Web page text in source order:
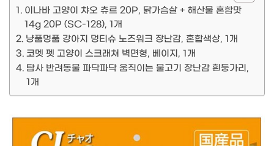
이나바 고양이 챠오 츄르 20P, 닭가슴살 + 해산물 혼합맛
14g 20P (SC-128), 1개
냥품멍품 강아지 멍티슈 노즈워크 장난감, 혼합색상, 1개
코멧 펫 고양이 스크래쳐 벽면형, 베이지, 1개
탐사 반려동물 파닥파닥 움직이는 물고기 장난감 흰둥가리,
1개